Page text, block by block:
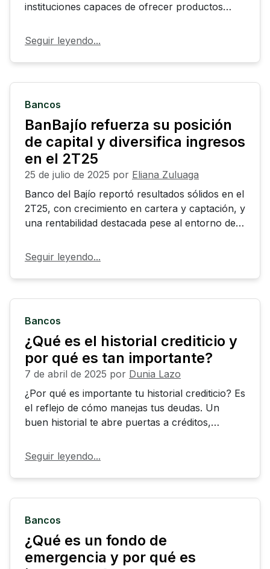
instituciones capaces de ofrecer productos
nuevos sectores como crypto y a las empresas
los retos y oportunidades del futuro.
Seguir leyendo...
Bancos
BanBajío refuerza su posición
de capital y diversifica ingresos
en el 2T25
25 de julio de 2025 por Eliana Zuluaga
Banco del Bajío reportó resultados sólidos en el
2T25, con crecimiento en cartera y captación, y
una rentabilidad destacada pese al entorno de
millones, mientras el ROE se mantuvo en
sus fuentes de ingreso.
Seguir leyendo...
Bancos
¿Qué es el historial crediticio y
por qué es tan importante?
7 de abril de 2025 por Dunia Lazo
¿Por qué es importante tu historial crediticio? Es
el reflejo de cómo manejas tus deudas. Un
buen historial te abre puertas a créditos,
es fácil: paga a tiempo, evita deudas excesivas y
Seguir leyendo...
Bancos
¿Qué es un fondo de
emergencia y por qué es